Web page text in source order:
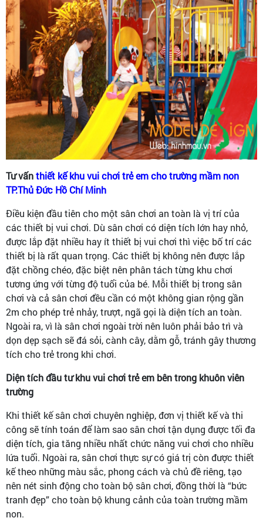
Tư vấnthiết kế khu vui chơi trẻ em cho trường mầm non
TP.Thủ Đức Hồ Chí Minh
Điều kiện đầu tiên cho một sân chơi an toàn là vị trí của
các thiết bị vui chơi. Dù sân chơi có diện tích lớn hay nhỏ,
được lắp đặt nhiều hay ít thiết bị vui chơi thì việc bố trí các
thiết bị là rất quan trọng. Các thiết bị không nên được lắp
đặt chồng chéo, đặc biệt nên phân tách từng khu chơi
tương ứng với từng độ tuổi của bé. Mỗi thiết bị trong sân
chơi và cả sân chơi đều cần có một không gian rộng gần
2m cho phép trẻ nhảy, trượt, ngã gọi là diện tích an toàn.
Ngoài ra, vì là sân chơi ngoài trời nên luôn phải bảo trì và
dọn dẹp sạch sẽ đá sỏi, cành cây, dằm gỗ, tránh gây thương
tích cho trẻ trong khi chơi.
Diện tích đầu tư khu vui chơi trẻ em bên trong khuôn viên
trường
Khi thiết kế sân chơi chuyên nghiệp, đơn vị thiết kế và thi
công sẽ tính toán để làm sao sân chơi tận dụng được tối đa
diện tích, gia tăng nhiều nhất chức năng vui chơi cho nhiều
lứa tuổi. Ngoài ra, sân chơi thực sự có giá trị còn được thiết
kế theo những màu sắc, phong cách và chủ đề riêng, tạo
nên nét sinh động cho toàn bộ sân chơi, đồng thời là “bức
tranh đẹp” cho toàn bộ khung cảnh của toàn trường mầm
non.